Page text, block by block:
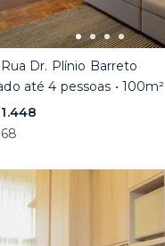
Rua Dr. Plínio Barreto
até 4 pessoas • 100m²